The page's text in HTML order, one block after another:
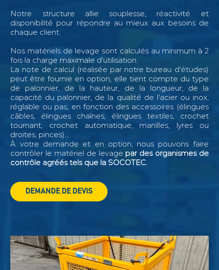
Notre structure allie souplesse, réactivité et
disponibilité pour répondre au mieux aux besoins de
chaque client.
Nos matériels de levage sont calculés au minimum à 2
fois la charge maximale d'utilisation.
La note de calcul (réalisée par notre bureau d'études)
peut être fournie en option, elle tient compte du type
de palonnier, de la hauteur, de la longueur, de la
capacité du palonnier, de la qualité de l'acier ou inox,
réglable ou pas, en fonction des accessoires (élingues
câbles, élingues chaînes, élingues textiles, crochet
tournant, crochet automatique, manilles, lyres ou
droites, pinces)...
À votre demande et en option, nous pouvons faire
contrôler le matériel de levage par des organismes de
contrôle agréés tels que la SOCOTEC.
DEMANDE DE DEVIS